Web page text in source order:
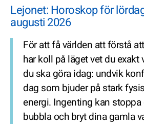
Lejonet: Horoskop för
augusti 2026
För att få världen att förstå
har koll på läget vet du exakt
du ska göra idag: undvik
dag som bjuder på stark
energi. Ingenting kan
bubbla och bryt dina gamla